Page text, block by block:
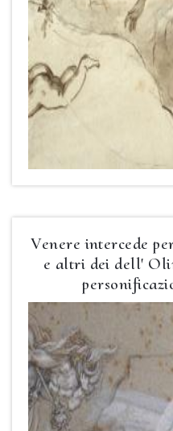
Venere intercede
e altri dei dell'